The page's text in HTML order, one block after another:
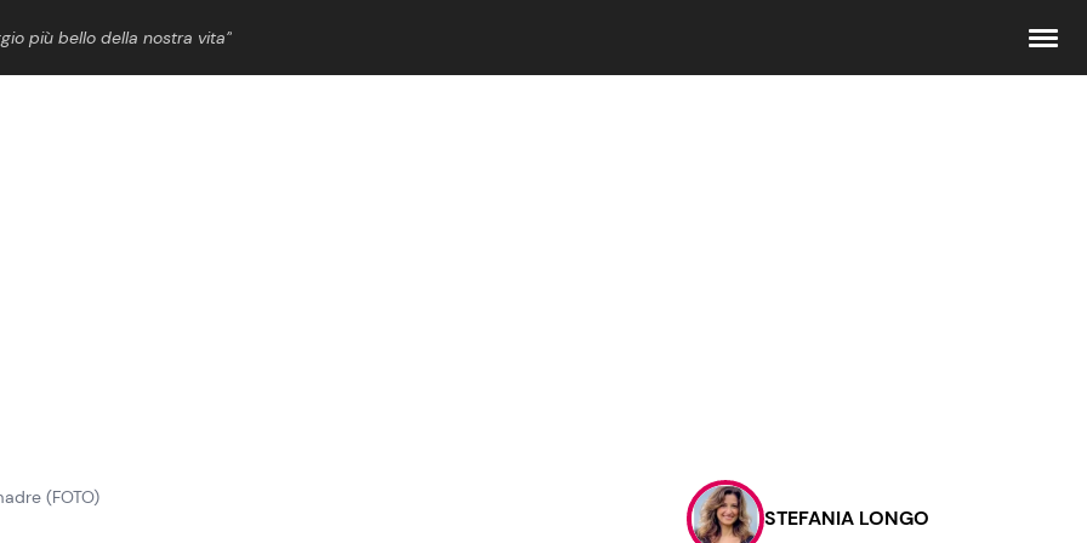
più bello della nostra vita”
Contattaci
Pubblicità
(FOTO)
STEFANIA LONGO